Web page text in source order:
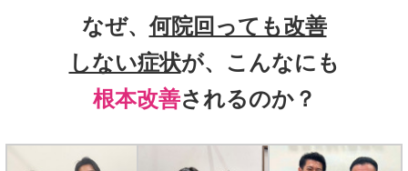
なぜ、何院回っても改善
しない症状が、こんなにも
根本改善されるのか？